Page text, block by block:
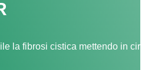
la fibrosi cistica mettendo in